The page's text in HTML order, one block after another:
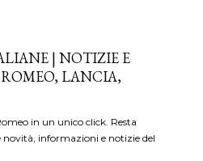
| NOTIZIE E
LANCIA,
in un unico click. Resta
informazioni e notizie del